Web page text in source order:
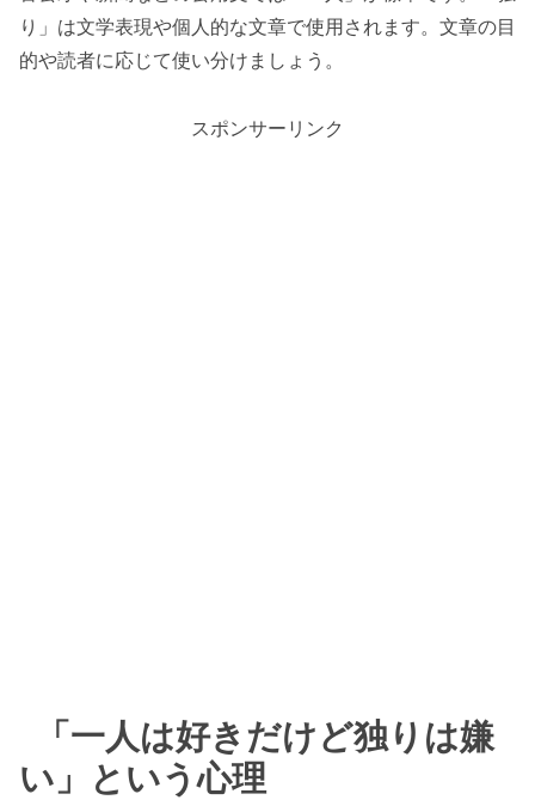
り」は文学表現や個人的な文章で使用されます。文章の目
的や読者に応じて使い分けましょう。
スポンサーリンク
「一人は好きだけど独りは嫌
い」という心理